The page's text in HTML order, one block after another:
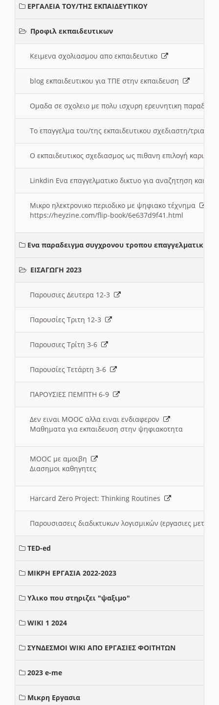
ΕΡΓΑΛΕΙΑ ΤΟΥ/ΤΗΣ ΕΚΠΑΙΔΕΥΤΙΚΟΥ
Προφιλ εκπαιδευτικων
Κειμενα σχολιασμου απο εκπαιδευτικο
blog εκπαιδευτικου για ΤΠΕ στην εκπαιδευση
Ομαδα σε σχολειο με πολυ ισχυρη ερευνητικη
Το επαγγελμα του/της εκπαιδευτικου σχεδιαστη/τριας
Ο εκπαιδευτικος σχεδιασμος ως πιθανη επιλογή
Linkdin Ενα επαγγελματικο δικτυο για αναζητηση και
Μικρο ηλεκτρονικο περιοδικο με ψηφιακο τέχνημα
https://heyzine.com/flip-book/6e637d9f41.html
Ενα παραδειγμα συγχρονου τροπου επαγγελματικης
ΕΙΣΑΓΩΓΗ 2023
Παρουσιες Δευτερα 12-3
Παρουσίες Τριτη 12-3
Παρουσιες Τρίτη 3-6
Παρουσίες Τετάρτη 3-6
ΠΑΡΟΥΣΙΕΣ ΠΕΜΠΤΗ 6-9
Δεν ειναι MOOC αλλα ειναι ενδιαφερον
Μαθηματα για εκπαιδευση στην ψηφιακοτητα
MOOC με αμοιβη
Διασημοι καθηγητες
Harcard Zero Project: Thinking Routines
Παρουσιασεις διαδικτυκων λογισμικών (εργασιες
TED-ed
ΜΙΚΡΗ ΕΡΓΑΣΙΑ 2022-2023
Υλικο που στηριζει "ψαξιμο"
WIKI 1 2024
ΣΥΝΔΕΣΜΟΙ WIKI ΑΠΟ ΕΡΓΑΣΙΕΣ ΦΟΙΤΗΤΩΝ
2023 e-me
Μικρη Εργασια